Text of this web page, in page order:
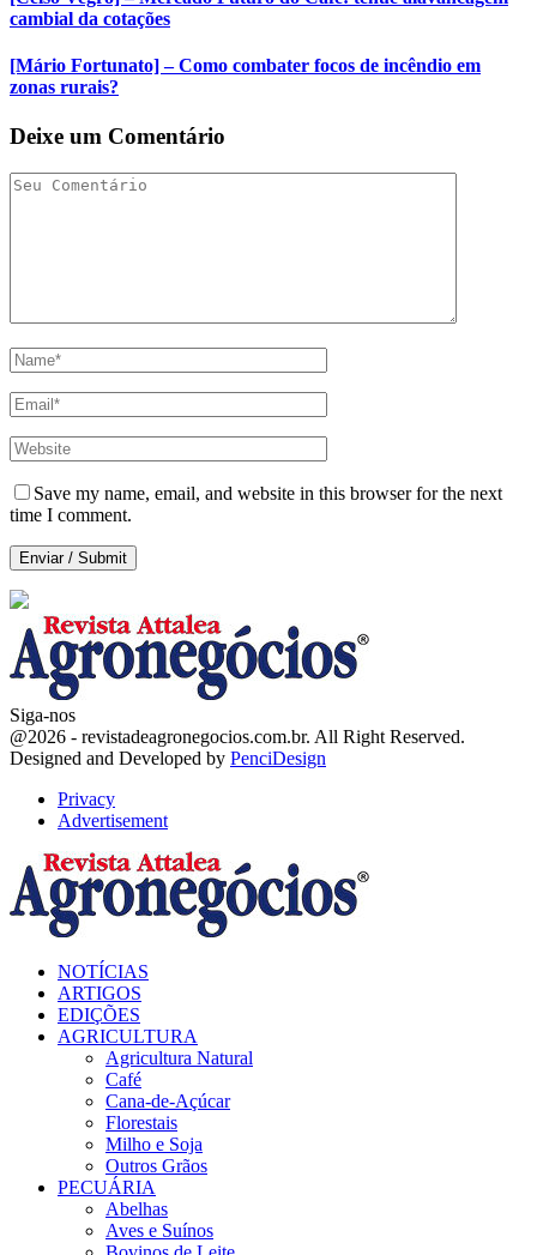
cambial da cotações
[Mário Fortunato] – Como combater focos de incêndio em
zonas rurais?
Deixe um Comentário
Save my name, email, and website in this browser for the next
time I comment.
Siga-nos
Facebook
Twitter
Instagram
Linkedin
Youtube
Email
@2026 - revistadeagronegocios.com.br. All Right Reserved.
Designed and Developed by PenciDesign
Privacy
Advertisement
NOTÍCIAS
ARTIGOS
EDIÇÕES
AGRICULTURA
Agricultura Natural
Café
Cana-de-Açúcar
Florestais
Milho e Soja
Outros Grãos
PECUÁRIA
Abelhas
Aves e Suínos